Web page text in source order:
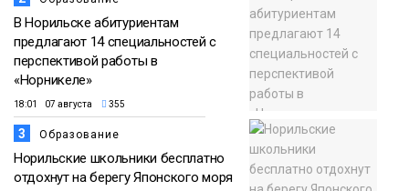
В Норильске абитуриентам
предлагают 14 специальностей с
перспективой работы в
«Норникеле»
18:01 07 августа 355
3 Образование
Норильские школьники бесплатно
отдохнут на берегу Японского моря